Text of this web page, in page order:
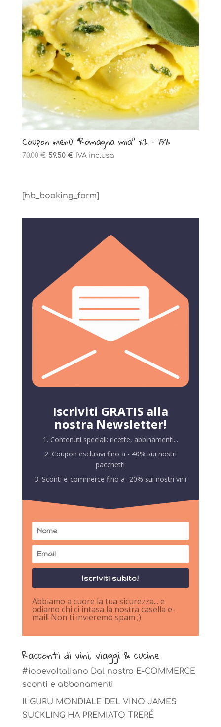
Coupon menù “Romagna mia” x2 – 15%
70.00€ Il
70.00 €.
59.50 €Il
59.50 €.
IVA inclusa
[hb_booking_form]
Iscriviti GRATIS alla
nostra Newsletter!
1. Contenuti speciali: ricette, abbinamenti...
2. Coupon esclusivi fino a - 40% sui nostri
pacchetti
3. Sconti e-commerce fino a -20% sui nostri vini
Iscriviti subito!
Abbiamo a cuore la tua sicurezza... e
odiamo chi ci intasa la nostra casella e-
mail! Non ti invieremo spam ;)
Racconti di vini, viaggi & cucine
#iobevoItaliano Dal nostro E-COMMERCE
sconti e abbonamenti
Il GURU MONDIALE DEL VINO JAMES
SUCKLING HA PREMIATO TRERÉ